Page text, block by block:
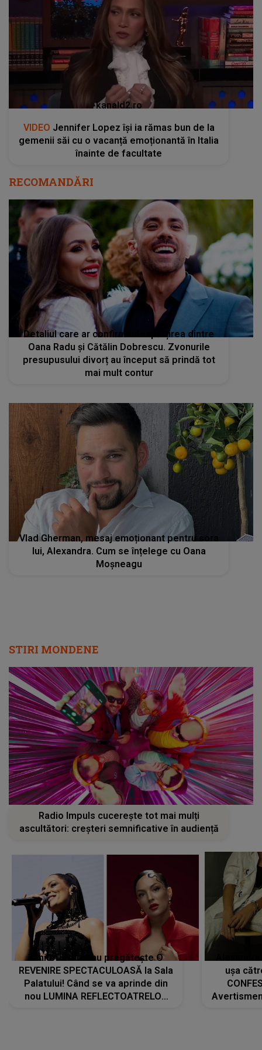
kanald2.ro
VIDEO Jennifer Lopez își ia rămas bun de la
gemenii săi cu o vacanță emoționantă în Italia
înainte de facultate
RECOMANDĂRI
Detaliul care ar confirma despărțirea dintre
Oana Radu și Cătălin Dobrescu. Zvonurile
presupusului divorț au început să prindă tot
mai mult contur
Vlad Gherman, mesaj emoționant pentru sora
lui, Alexandra. Cum se înțelege cu Oana
Moșneagu
STIRI MONDENE
Radio Impuls cucerește tot mai mulți
ascultători: creșteri semnificative în audiență
Tania Turtureanu pregătește O
REVENIRE SPECTACULOASĂ la Sala
Palatului! Când se va aprinde din
nou LUMINA REFLECTOATRELOR
ușa